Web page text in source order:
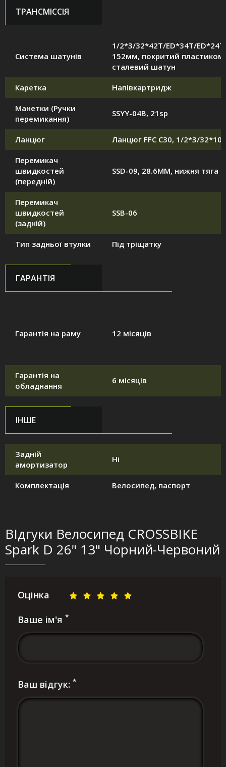
ТРАНСМІССІЯ
Система шатунів
1/2*3/32*42T/ED*34T/
152мм, покритий пластиком
сталевий шатун
Каретка Напівкартридж
Манетки (Ручки
перемикання)
SSYY-04B, 21sp
Ланцюг Ланцюг FFC C30, 1/2*3/32*104
Перемикач
швидкостей
(передній)
SSD-09, 28.6MM, нижня тяга
Перемикач
швидкостей
(задній)
SSB-06
Тип задньої втулки Під тріщатку
ГАРАНТІЯ
Гарантія на раму 12 місяців
Гарантія на
обладнання
6 місяців
ІНШЕ
Задній
амортизатор
Ні
Комплектація Велосипед, паспорт
ВІдгуки Велосипед CROSSBIKE
Spark D 26" 13" Чорний-Червоний
Оцінка
Ваше ім'я *
Ваш відгук: *